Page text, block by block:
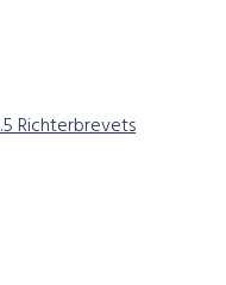
Richterbrevets